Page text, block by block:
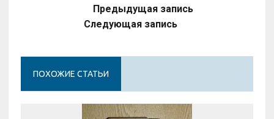
Предыдущая запись
Следующая запись
ПОХОЖИЕ СТАТЬИ